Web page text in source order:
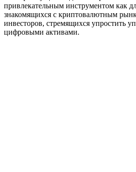
привлекательным инструментом как
знакомящихся с криптовалютным
инвесторов, стремящихся упростить
цифровыми активами.